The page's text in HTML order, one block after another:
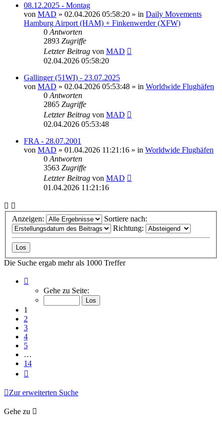
08.12.2025 - Montag
von MAD » 02.04.2026 05:58:20 » in Daily Movements
Hamburg Airport (HAM) + Finkenwerder (XFW)
0 Antworten
2893 Zugriffe
Letzter Beitrag von MAD
02.04.2026 05:58:20
Gallinger (51WI) - 23.07.2025
von MAD » 02.04.2026 05:53:48 » in Worldwide Flughäfen
0 Antworten
2865 Zugriffe
Letzter Beitrag von MAD
02.04.2026 05:53:48
FRA - 28.07.2001
von MAD » 01.04.2026 11:21:16 » in Worldwide Flughäfen
0 Antworten
3563 Zugriffe
Letzter Beitrag von MAD
01.04.2026 11:21:16
Anzeigen:
Sortiere nach:
Richtung:
Die Suche ergab mehr als 1000 Treffer
von
Gehe zu Seite:
1
2
3
4
5
…
14
Zur erweiterten Suche
Gehe zu